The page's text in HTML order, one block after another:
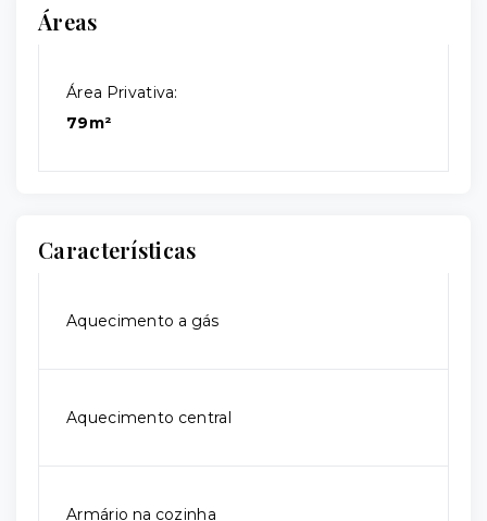
Áreas
Área Privativa:
79m²
Características
Aquecimento a gás
Aquecimento central
Armário na cozinha